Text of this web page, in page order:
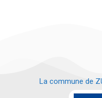
La commune de